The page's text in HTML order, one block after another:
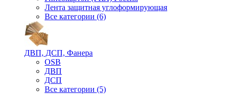
Лента защитная углоформирующая
Все категории (6)
ДВП, ДСП, Фанера
OSB
ДВП
ДСП
Все категории (5)